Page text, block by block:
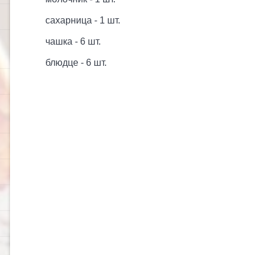
сахарница - 1 шт.
чашка - 6 шт.
блюдце - 6 шт.